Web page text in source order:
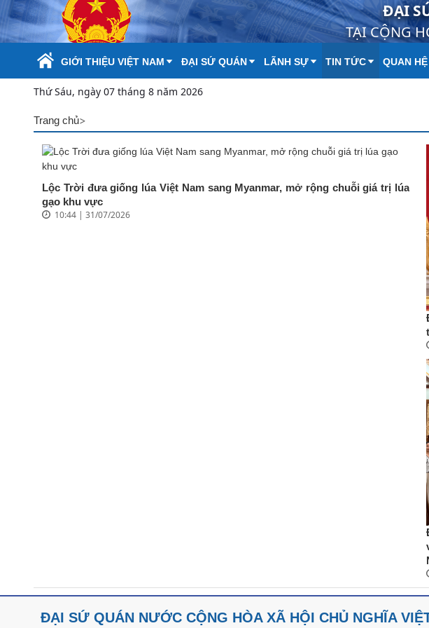
Skip to Main Content ĐẠI
TẠI CỘNG
GIỚI THIỆU VIỆT NAM ĐẠI SỨ QUÁN LÃNH SỰ TIN TỨC QUAN
Thứ Sáu, ngày 07 tháng 8 năm 2026
Trang chủ>
Lộc Trời đưa giống lúa Việt Nam sang Myanmar, mở rộng chuỗi giá trị lúa
gạo khu vực
10:44 | 31/07/2026
ĐẠI SỨ QUÁN NƯỚC CỘNG HÒA XÃ HỘI CHỦ NGHĨA